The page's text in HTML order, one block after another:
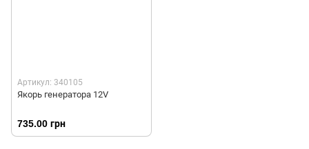
Артикул: 340105
Якорь генератора 12V
735.00 грн